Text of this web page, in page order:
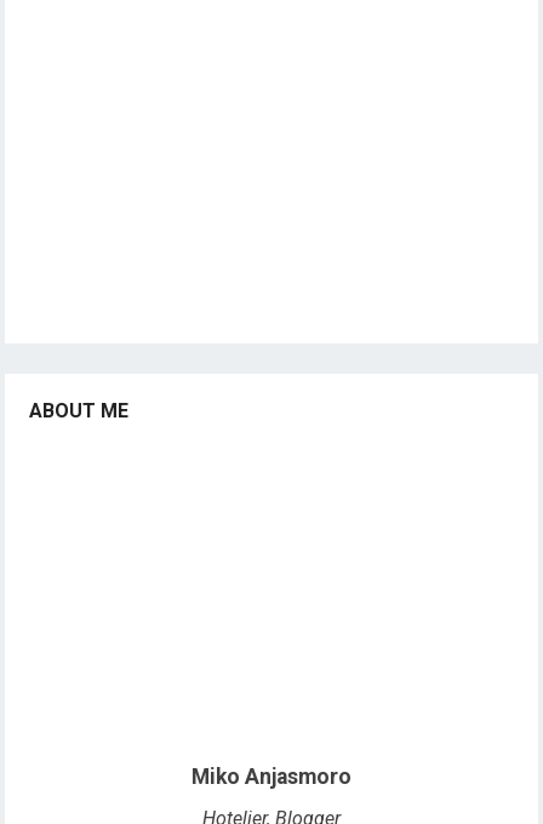
ABOUT ME
Miko Anjasmoro
Hotelier, Blogger